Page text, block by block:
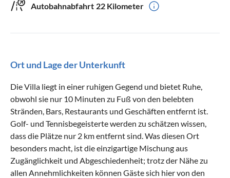
Autobahnabfahrt 22 Kilometer
Ort und Lage der Unterkunft
Die Villa liegt in einer ruhigen Gegend und bietet Ruhe,
obwohl sie nur 10 Minuten zu Fuß von den belebten
Stränden, Bars, Restaurants und Geschäften entfernt ist.
Golf- und Tennisbegeisterte werden zu schätzen wissen,
dass die Plätze nur 2 km entfernt sind. Was diesen Ort
besonders macht, ist die einzigartige Mischung aus
Zugänglichkeit und Abgeschiedenheit; trotz der Nähe zu
allen Annehmlichkeiten können Gäste sich hier von den